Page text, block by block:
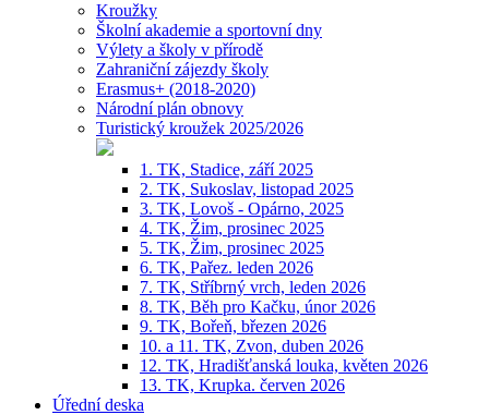
Kroužky
Školní akademie a sportovní dny
Výlety a školy v přírodě
Zahraniční zájezdy školy
Erasmus+ (2018-2020)
Národní plán obnovy
Turistický kroužek 2025/2026
1. TK, Stadice, září 2025
2. TK, Sukoslav, listopad 2025
3. TK, Lovoš - Opárno, 2025
4. TK, Žim, prosinec 2025
5. TK, Žim, prosinec 2025
6. TK, Pařez. leden 2026
7. TK, Stříbrný vrch, leden 2026
8. TK, Běh pro Kačku, únor 2026
9. TK, Bořeň, březen 2026
10. a 11. TK, Zvon, duben 2026
12. TK, Hradišťanská louka, květen 2026
13. TK, Krupka. červen 2026
Úřední deska